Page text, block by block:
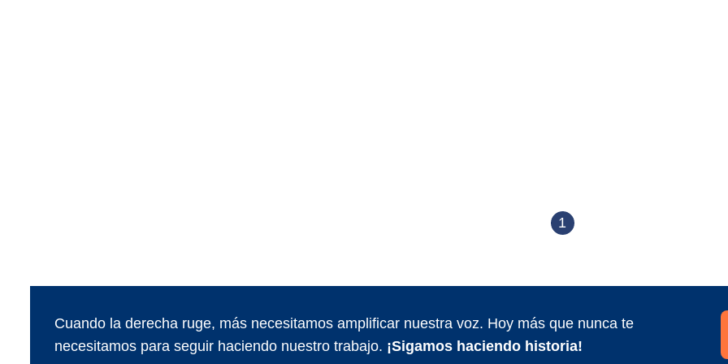
1
Cuando la derecha ruge, más necesitamos amplificar nuestra voz. Hoy más que nunca te
necesitamos para seguir haciendo nuestro trabajo. ¡Sigamos haciendo historia!